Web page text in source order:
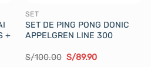
+
SET
SET DE PING PONG DONIC
APPELGREN LINE 300
S/100.00 El
S/89.90El